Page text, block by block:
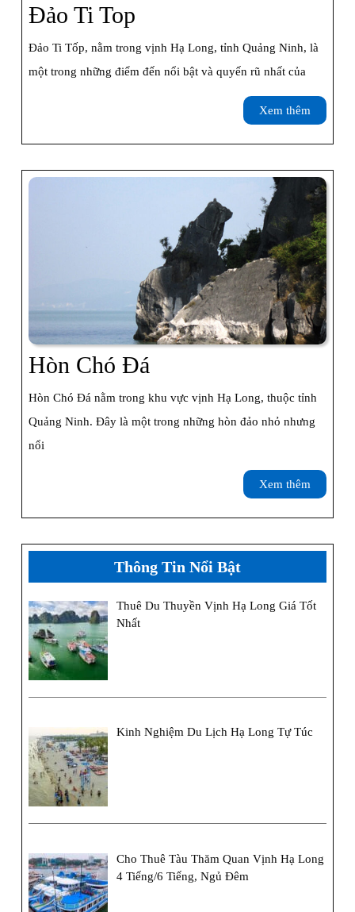
Đảo Ti Top
Ti
Top
Đảo Ti Tốp, nằm trong vịnh Hạ Long, tỉnh Quảng Ninh, là
một trong những điểm đến nổi bật và quyến rũ nhất của
Xem thêm
thêm
Hòn Chó Đá
Chó
Đá
Hòn Chó Đá nằm trong khu vực vịnh Hạ Long, thuộc tỉnh
Quảng Ninh. Đây là một trong những hòn đảo nhỏ nhưng
nổi
Xem thêm
thêm
Thông Tin Nổi Bật
Thuê Du Thuyền Vịnh Hạ Long Giá Tốt
Nhất
Kinh Nghiệm Du Lịch Hạ Long Tự Túc
Cho Thuê Tàu Thăm Quan Vịnh Hạ Long
4 Tiếng/6 Tiếng, Ngủ Đêm